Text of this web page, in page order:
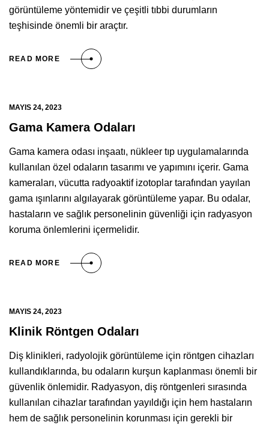
görüntüleme yöntemidir ve çeşitli tıbbi durumların
teşhisinde önemli bir araçtır.
READ MORE
MAYIS 24, 2023
Gama Kamera Odaları
Gama kamera odası inşaatı, nükleer tıp uygulamalarında
kullanılan özel odaların tasarımı ve yapımını içerir. Gama
kameraları, vücutta radyoaktif izotoplar tarafından yayılan
gama ışınlarını algılayarak görüntüleme yapar. Bu odalar,
hastaların ve sağlık personelinin güvenliği için radyasyon
koruma önlemlerini içermelidir.
READ MORE
MAYIS 24, 2023
Klinik Röntgen Odaları
Diş klinikleri, radyolojik görüntüleme için röntgen cihazları
kullandıklarında, bu odaların kurşun kaplanması önemli bir
güvenlik önlemidir. Radyasyon, diş röntgenleri sırasında
kullanılan cihazlar tarafından yayıldığı için hem hastaların
hem de sağlık personelinin korunması için gerekli bir